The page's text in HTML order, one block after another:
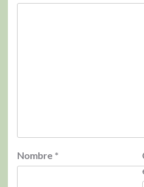
Nombre *